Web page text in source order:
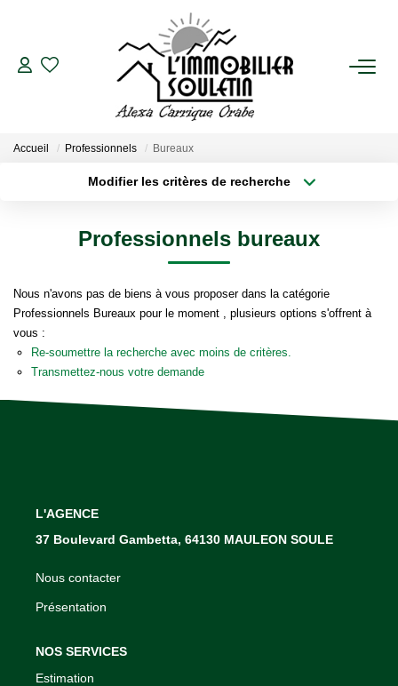
VENTES
Biens En Location
Biens Loués
ESTIMATION
NOTRE AGENCE
ACHETER EN SOULE
Accueil Professionnels Bureaux
Modifier les critères de recherche
Type de bien
Budget max Plus de critères
Professionnels bureaux
Nous n'avons pas de biens à vous proposer dans la catégorie
Professionnels Bureaux pour le moment , plusieurs options s'offrent à
vous :
Re-soumettre la recherche avec moins de critères.
Transmettez-nous votre demande
L'AGENCE
37 Boulevard Gambetta, 64130 MAULEON SOULE
Nous contacter
Présentation
NOS SERVICES
Estimation